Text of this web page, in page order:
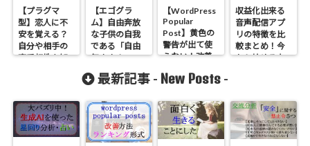
【プラグマ
型】恋人に不
安を覚える？
自分や相手の
恋愛相性を知
愛タイプ診断
で不安を解消
【ルダス型】
【エゴグラ
ム】自由奔放
な子供の自我
である「自由
気ままさ
い・低い人格
まとめ【交流
分析】
【WordPress
Popular
Post】黄色の
警告が出て使
えない！改善
ング形式にす
収益化出来る
音声配信アプ
リの特徴を比
較まとめ！今
から始めるな
イズ】
最新記事 - New Posts -